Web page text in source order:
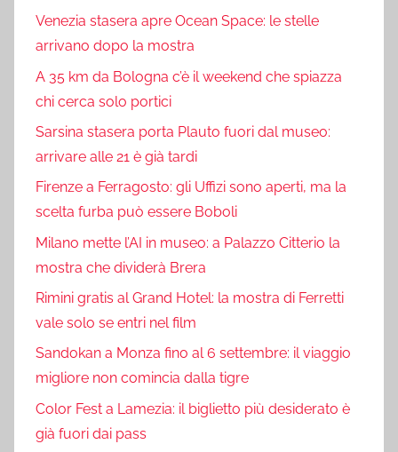
Venezia stasera apre Ocean Space: le stelle
arrivano dopo la mostra
A 35 km da Bologna c’è il weekend che spiazza
chi cerca solo portici
Sarsina stasera porta Plauto fuori dal museo:
arrivare alle 21 è già tardi
Firenze a Ferragosto: gli Uffizi sono aperti, ma la
scelta furba può essere Boboli
Milano mette l’AI in museo: a Palazzo Citterio la
mostra che dividerà Brera
Rimini gratis al Grand Hotel: la mostra di Ferretti
vale solo se entri nel film
Sandokan a Monza fino al 6 settembre: il viaggio
migliore non comincia dalla tigre
Color Fest a Lamezia: il biglietto più desiderato è
già fuori dai pass